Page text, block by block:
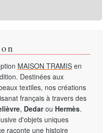
MAISON TRAMIS en
Destinées aux
textiles, nos créations
français à travers des
, Dedarou Hermès.
d'objets uniques
raconte une histoire